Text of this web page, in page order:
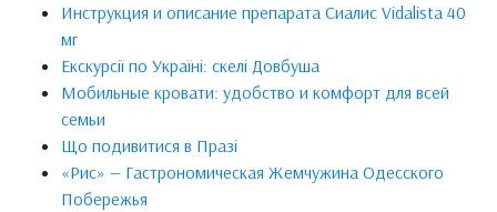
Инструкция и описание препарата Сиалис Vidalista 40
мг
Екскурсії по Україні: скелі Довбуша
Мобильные кровати: удобство и комфорт для всей
семьи
Що подивитися в Празі
«Рис» — Гастрономическая Жемчужина Одесского
Побережья